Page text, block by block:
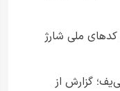
برای این کدهای ملی شارژ
گزارش از